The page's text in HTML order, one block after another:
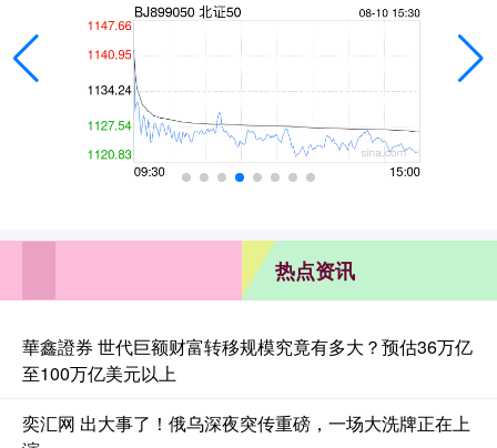
热点资讯
華鑫證券 世代巨额财富转移规模究竟有多大？预估36万亿
至100万亿美元以上
奕汇网 出大事了！俄乌深夜突传重磅，一场大洗牌正在上